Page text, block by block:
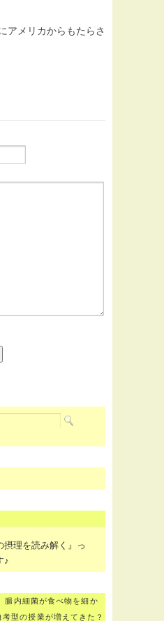
アメリカからもたらさ
摂理を読み解く』っ
♪
腸内細菌が食べ物を細か
型の授業が増えてきた？